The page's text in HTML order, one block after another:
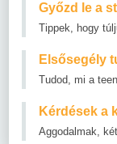
Győzd le a
Tippek, hogy
Elsősegély
Tudod, mi a
Kérdések a
Aggodalmak,